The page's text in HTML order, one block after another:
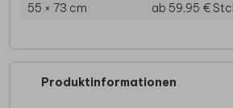
55 × 73 cm
ab 59,95 €
Produktinformationen